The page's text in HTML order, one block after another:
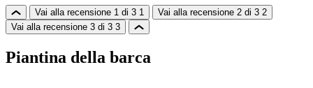
Vai alla recensione 1 di 3 1 Vai alla recensione 2 di 3 2
Vai alla recensione 3 di 3 3
Piantina della barca